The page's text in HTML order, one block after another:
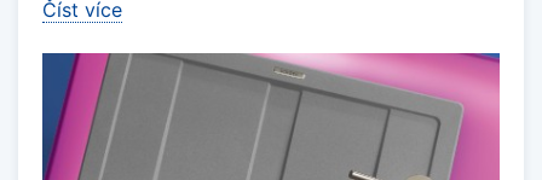
Číst více